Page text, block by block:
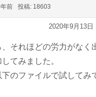
前 投稿: 18603
2020年9月13日
それほどの労力がなく
てみました。
のファイルで試してみ